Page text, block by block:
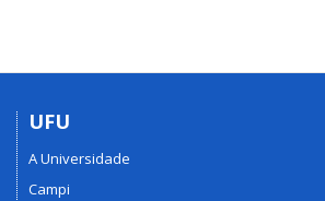
UFU
A Universidade
Campi